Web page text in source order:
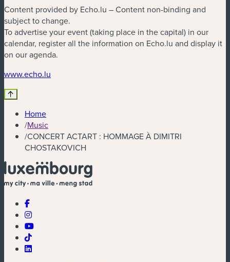
Content provided by Echo.lu – Content non-binding and
subject to change.
To advertise your event (taking place in the capital) in our
calendar, register all the information on Echo.lu and display it
on our agenda.
www.echo.lu
Home
/Music
/CONCERT ACTART : HOMMAGE À DIMITRI
CHOSTAKOVICH